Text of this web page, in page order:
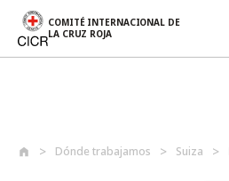
COMITÉ INTERNACIONAL DE
LA CRUZ ROJA
Dónde trabajamos Suiza